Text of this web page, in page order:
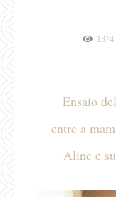
1374
Ensaio
entre a
Aline e